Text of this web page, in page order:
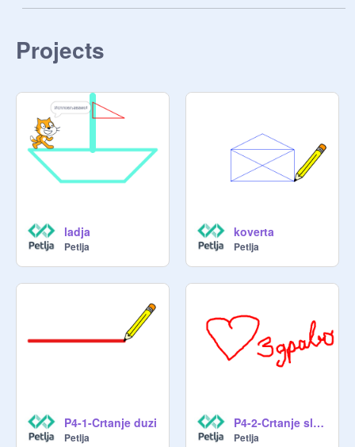
Projects
ladja
Petlja
koverta
Petlja
P4-1-Crtanje duzi
Petlja
P4-2-Crtanje slobodnom rukom1
Petlja